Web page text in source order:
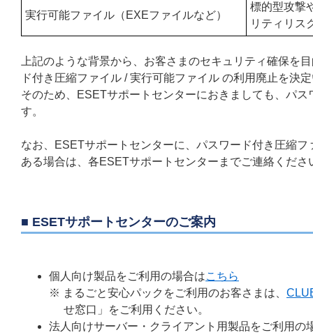
実行可能ファイル（EXEファイルなど）
標的型攻撃
リティリス
上記のような背景から、お客さまのセキュリティ確保を
ド付き圧縮ファイル / 実行可能ファイル の利用廃止を決
そのため、ESETサポートセンターにおきましても、パ
す。
なお、ESETサポートセンターに、パスワード付き圧縮
ある場合は、各ESETサポートセンターまでご連絡くださ
■ ESETサポートセンターのご案内
個人向け製品をご利用の場合はこちら
※ まるごと安心パックをご利用のお客さまは、
せ窓口」をご利用ください。
法人向けサーバー・クライアント用製品をご利用の